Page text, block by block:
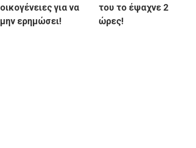
οικογένειες για να
μην ερημώσει!
του το έψαχνε 2
ώρες!